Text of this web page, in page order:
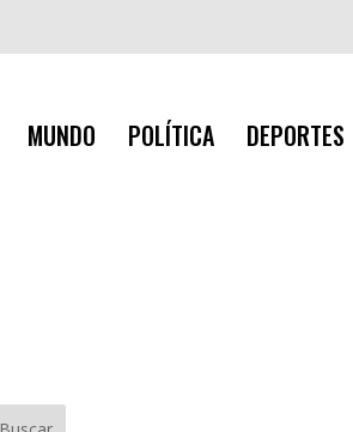
MUNDO POLÍTICA DEPORTES